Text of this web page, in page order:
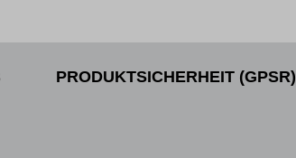
PRODUKTSICHERHEIT (GPSR)